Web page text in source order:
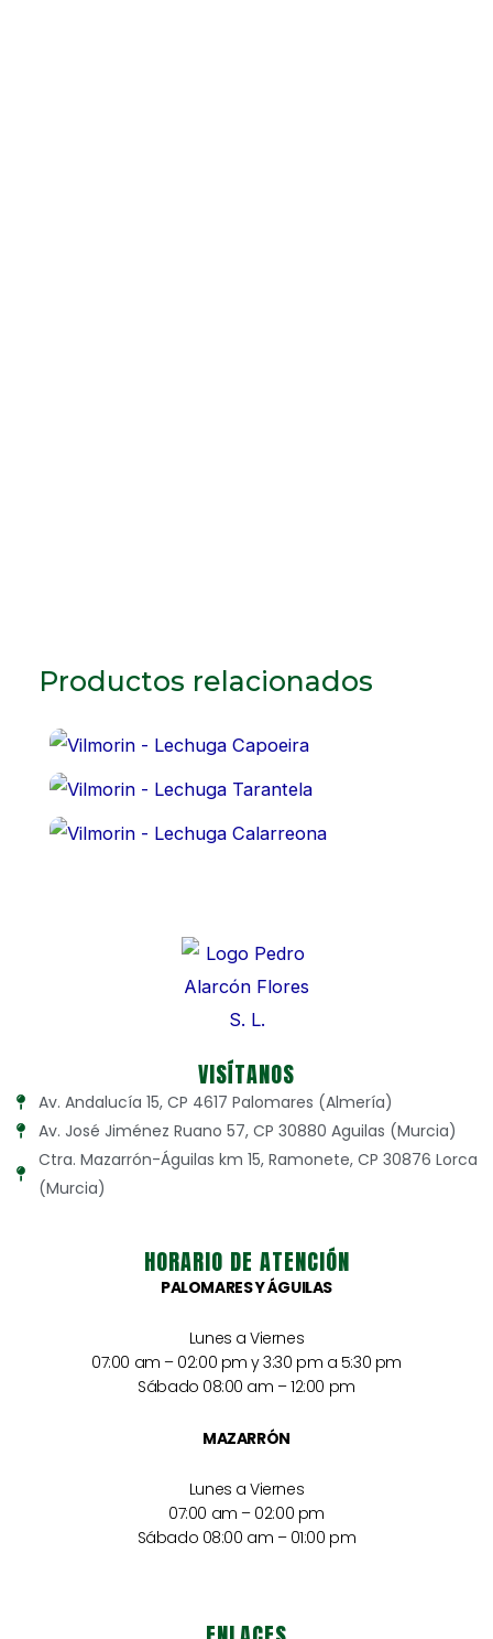
Productos relacionados
VISÍTANOS
Av. Andalucía 15, CP 4617 Palomares (Almería)
Av. José Jiménez Ruano 57, CP 30880 Aguilas (Murcia)
Ctra. Mazarrón-Águilas km 15, Ramonete, CP 30876 Lorca
(Murcia)
HORARIO DE ATENCIÓN
PALOMARES Y ÁGUILAS
Lunes a Viernes
07:00 am – 02:00 pm y 3:30 pm a 5:30 pm
Sábado 08:00 am – 12:00 pm
MAZARRÓN
Lunes a Viernes
07:00 am – 02:00 pm
Sábado 08:00 am – 01:00 pm